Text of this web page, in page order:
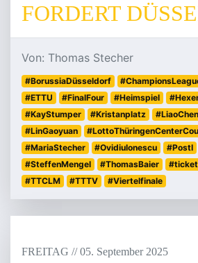
FORDERT
Von: Thomas Stecher
#BorussiaDüsseldorf
#ETTU
#FinalFour #Heimspiel
#KayStumper
#Kristanplatz
#LinGaoyuan
#MariaStecher
#OvidiuIonescu #PostI
#SteffenMengel
#ThomasBaier
#TTCLM
#TTTV #Viertelfinale
FREITAG // 05. September 2025